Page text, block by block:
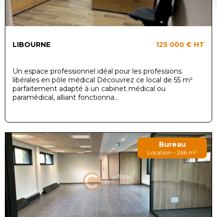
LIBOURNE 125 000 € HT
Un espace professionnel idéal pour les professions
libérales en pôle médical Découvrez ce local de 55 m²
parfaitement adapté à un cabinet médical ou
paramédical, alliant fonctionna...
Bureau
Location - 266 m²